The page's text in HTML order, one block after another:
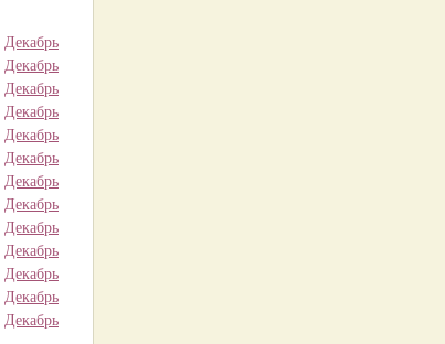
Декабрь
Декабрь
Декабрь
Декабрь
Декабрь
Декабрь
Декабрь
Декабрь
Декабрь
Декабрь
Декабрь
Декабрь
Декабрь